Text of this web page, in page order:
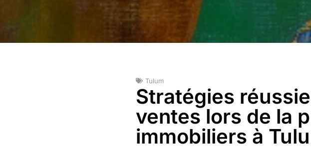
Tulum
Stratégies
ventes lors de la
immobiliers à